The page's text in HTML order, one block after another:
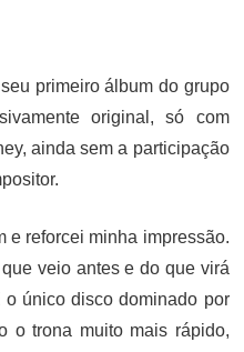
primeiro álbum do grupo
original, só com
ainda sem a participação
e reforcei minha impressão.
veio antes e do que virá
único disco dominado por
o trona muito mais rápido,